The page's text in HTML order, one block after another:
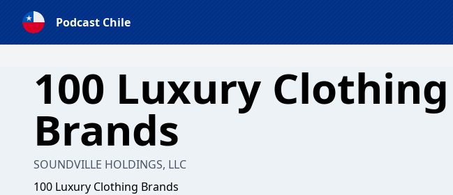
Podcast Chile
100 Luxury Clothing
Brands
SOUNDVILLE HOLDINGS, LLC
100 Luxury Clothing Brands